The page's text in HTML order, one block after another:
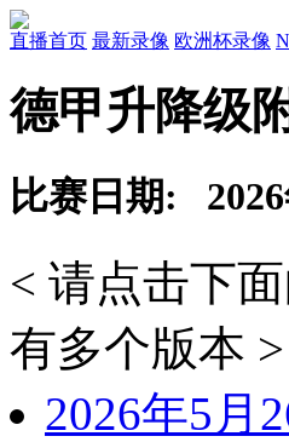
直播首页 最新录像 欧洲杯录像
德甲升降级
比赛日期:
< 请点击下
有多个版本 >
2026年5月